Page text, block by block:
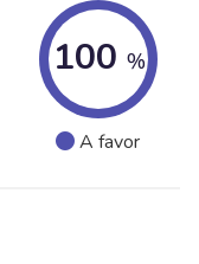
100 %
A favor